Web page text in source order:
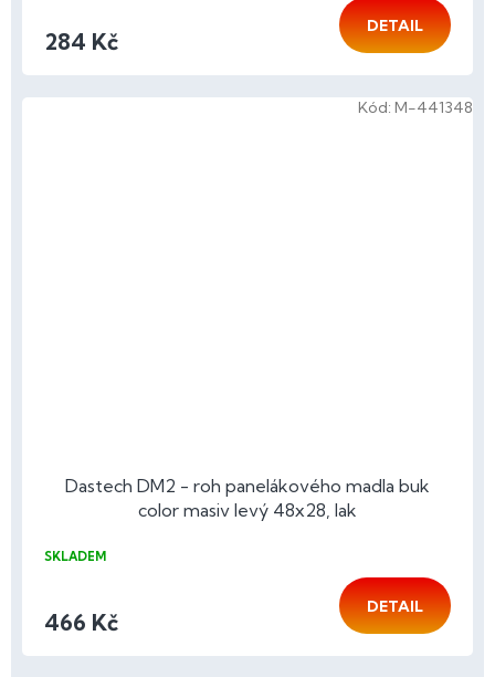
284 Kč
DETAIL
Dastech DM2 - roh panelákového madla buk
color masiv levý 48x28, lak
SKLADEM
466 Kč
DETAIL
Kód: M-441348